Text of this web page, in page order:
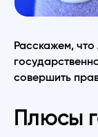
Расскажем,
совершить
Плюсы